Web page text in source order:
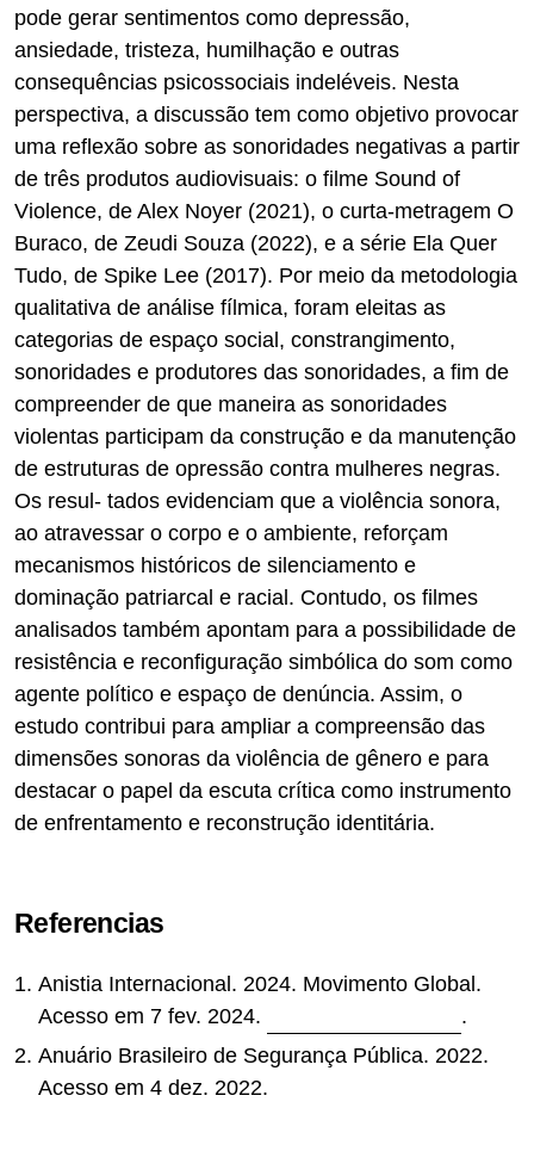
pode gerar sentimentos como depressão,
ansiedade, tristeza, humilhação e outras
consequências psicossociais indeléveis. Nesta
perspectiva, a discussão tem como objetivo provocar
uma reflexão sobre as sonoridades negativas a partir
de três produtos audiovisuais: o filme Sound of
Violence, de Alex Noyer (2021), o curta-metragem O
Buraco, de Zeudi Souza (2022), e a série Ela Quer
Tudo, de Spike Lee (2017). Por meio da metodologia
qualitativa de análise fílmica, foram eleitas as
categorias de espaço social, constrangimento,
sonoridades e produtores das sonoridades, a fim de
compreender de que maneira as sonoridades
violentas participam da construção e da manutenção
de estruturas de opressão contra mulheres negras.
Os resul- tados evidenciam que a violência sonora,
ao atravessar o corpo e o ambiente, reforçam
mecanismos históricos de silenciamento e
dominação patriarcal e racial. Contudo, os filmes
analisados também apontam para a possibilidade de
resistência e reconfiguração simbólica do som como
agente político e espaço de denúncia. Assim, o
estudo contribui para ampliar a compreensão das
dimensões sonoras da violência de gênero e para
destacar o papel da escuta crítica como instrumento
de enfrentamento e reconstrução identitária.
Referencias
Anistia Internacional. 2024. Movimento Global.
Acesso em 7 fev. 2024.
.
Anuário Brasileiro de Segurança Pública. 2022.
Acesso em 4 dez. 2022.